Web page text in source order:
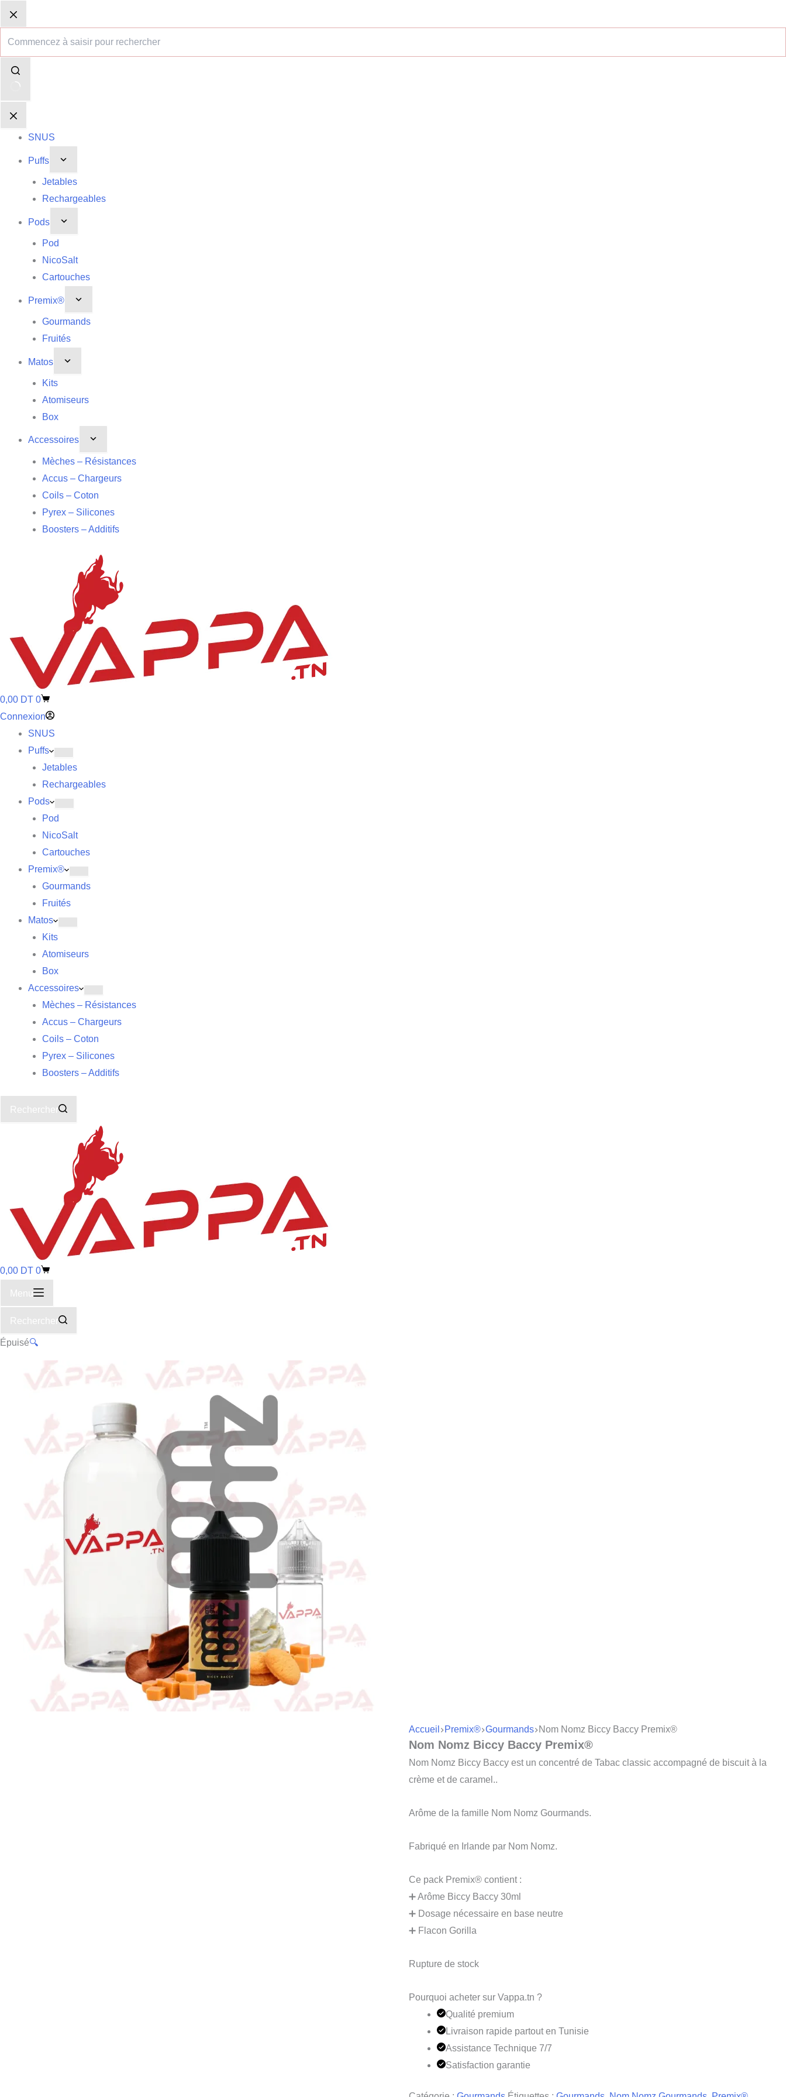
au
contenu
résultat
SNUS
Puffs
Jetables
Rechargeables
Pods
Pod
NicoSalt
Cartouches
Premix®
Gourmands
Fruités
Matos
Kits
Atomiseurs
Box
Accessoires
Mèches – Résistances
Accus – Chargeurs
Coils – Coton
Pyrex – Silicones
Boosters – Additifs
d’achat
0,00 DT 0
Connexion
SNUS
Puffs
Jetables
Rechargeables
Pods
Pod
NicoSalt
Cartouches
Premix®
Gourmands
Fruités
Matos
Kits
Atomiseurs
Box
Accessoires
Mèches – Résistances
Accus – Chargeurs
Coils – Coton
Pyrex – Silicones
Boosters – Additifs
Rechercher
d’achat
0,00 DT 0
Menu
Rechercher
Épuisé🔍
Accueil Premix® Gourmands Nom Nomz Biccy Baccy Premix®
Nom Nomz Biccy Baccy Premix®
Nom Nomz Biccy Baccy est un concentré de Tabac classic accompagné de biscuit à la
crème et de caramel..
Arôme de la famille Nom Nomz Gourmands.
Fabriqué en Irlande par Nom Nomz.
Ce pack Premix® contient :
➕ Arôme Biccy Baccy 30ml
➕ Dosage nécessaire en base neutre
➕ Flacon Gorilla
Rupture de stock
Pourquoi acheter sur Vappa.tn ?
Qualité premium
Livraison rapide partout en Tunisie
Assistance Technique 7/7
Satisfaction garantie